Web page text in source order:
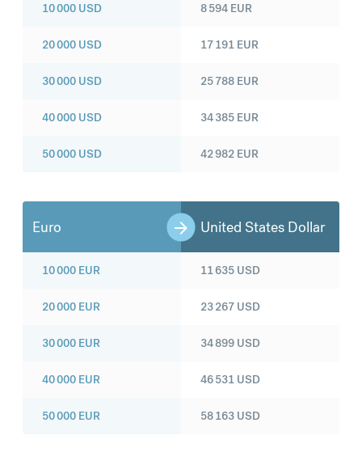
10 000 USD
20 000 USD
30 000 USD
40 000 USD
50 000 USD
8 594 EUR
17 191 EUR
25 788 EUR
34 385 EUR
42 982 EUR
Euro United States Dollar
10 000 EUR
20 000 EUR
30 000 EUR
40 000 EUR
50 000 EUR
11 635 USD
23 267 USD
34 899 USD
46 531 USD
58 163 USD